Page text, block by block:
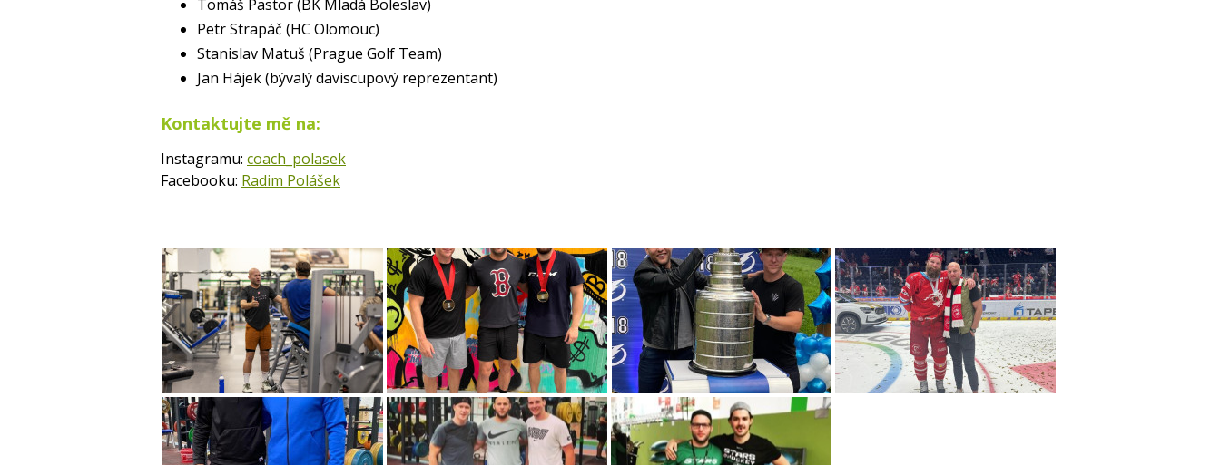
Tomáš Pastor (BK Mladá Boleslav)
Petr Strapáč (HC Olomouc)
Stanislav Matuš (Prague Golf Team)
Jan Hájek (bývalý daviscupový reprezentant)
Kontaktujte mě na:
Instagramu: coach_polasek
Facebooku: Radim Polášek